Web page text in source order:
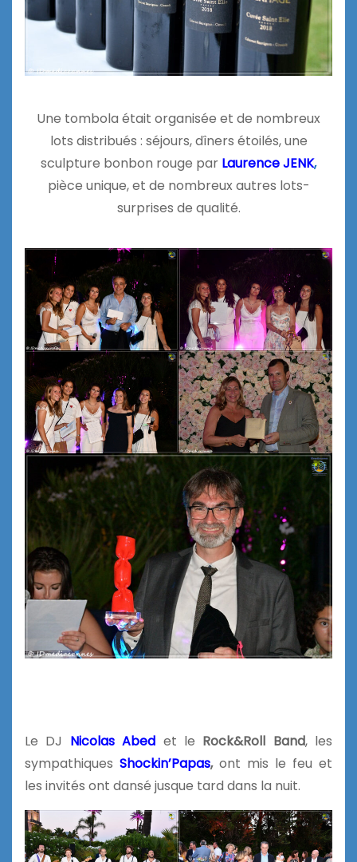
Une tombola était organisée et de nombreux
lots distribués : séjours, dîners étoilés, une
sculpture bonbon rouge par Laurence JENK,
pièce unique, et de nombreux autres lots-
surprises de qualité.
Le DJ Nicolas Abed et le Rock&Roll Band, les
sympathiques Shockin’Papas,ont mis le feu et
les invités ont dansé jusque tard dans la nuit.